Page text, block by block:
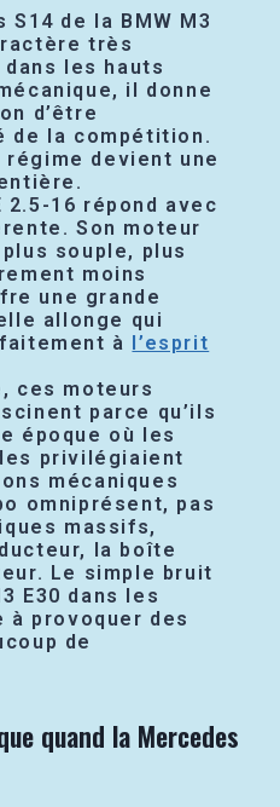
de la BMW M3
très
les hauts
il donne
d’être
de la compétition.
régime devient une
2.5-16 répond avec
Son moteur
souple, plus
moins
une grande
allonge qui
à l’esprit
ces moteurs
parce qu’ils
époque où les
privilégiaient
mécaniques
omniprésent, pas
massifs,
la boîte
Le simple bruit
E30 dans les
provoquer des
de
quand la Mercedes